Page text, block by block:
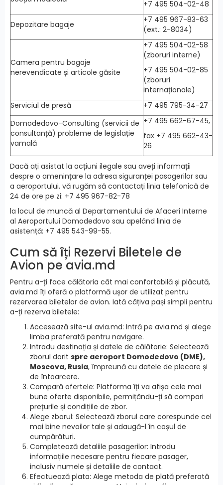
+7 495 504-02-48
Depozitare bagaje
+7 495 967-83-63
(ext.: 2-8034)
Camera pentru bagaje
nerevendicate și articole găsite
+7 495 504-02-58
(zboruri interne)
+7 495 504-02-85
(zboruri
internaționale)
Serviciul de presă
+7 495 795-34-27
Domodedovo-Consulting (servicii de
consultanță) probleme de legislație
vamală
+7 495 662-67-45,
fax +7 495 662-43-
26
Dacă ați asistat la acțiuni ilegale sau aveți informații
despre o amenințare la adresa siguranței pasagerilor sau
a aeroportului, vă rugăm să contactați linia telefonică de
24 de ore pe zi: +7 495 967-82-78
la locul de muncă al Departamentului de Afaceri Interne
al Aeroportului Domodedovo sau apelând linia de
asistență: +7 495 543-99-55.
Cum să îți Rezervi Biletele de
Avion pe avia.md
Pentru a-ți face călătoria cât mai confortabilă și plăcută,
avia.md îți oferă o platformă ușor de utilizat pentru
rezervarea biletelor de avion. Iată câțiva pași simpli pentru
a-ți rezerva biletele:
Accesează site-ul avia.md: Intră pe avia.md și alege
limba preferată pentru navigare.
Introdu destinația și datele de călătorie: Selectează
zborul dorit spre aeroport Domodedovo (DME),
Moscova, Rusia, împreună cu datele de plecare și
de întoarcere.
Compară ofertele: Platforma îți va afișa cele mai
bune oferte disponibile, permițându-ți să compari
prețurile și condițiile de zbor.
Alege zborul: Selectează zborul care corespunde cel
mai bine nevoilor tale și adaugă-l în coșul de
cumpărături.
Completează detaliile pasagerilor: Introdu
informațiile necesare pentru fiecare pasager,
inclusiv numele și detaliile de contact.
Efectuează plata: Alege metoda de plată preferată